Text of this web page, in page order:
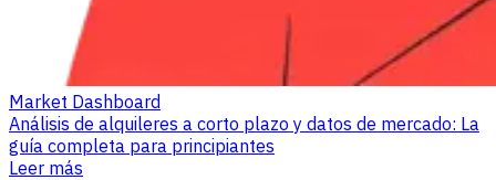
Market Dashboard
Análisis de alquileres a corto plazo y datos de mercado: La
guía completa para principiantes
Leer más